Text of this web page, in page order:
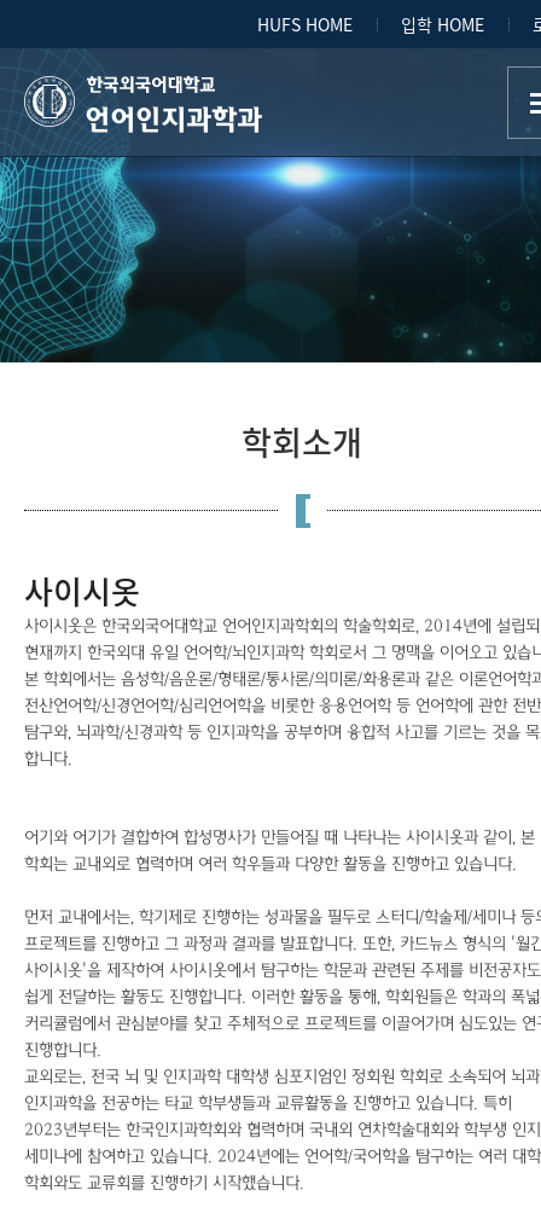
HUFS HOME 입학 HOME
언어인지과학과
학회소개
사이시옷
사이시옷은 한국외국어대학교 언어인지과학회의 학술학회로, 2014년에 설립
현재까지 한국외대 유일 언어학/뇌인지과학 학회로서 그 명맥을 이어오고 있습
본 학회에서는 음성학/음운론/형태론/통사론/의미론/화용론과 같은 이론언어학
전산언어학/신경언어학/심리언어학을 비롯한 응용언어학 등 언어학에 관한 전
탐구와, 뇌과학/신경과학 등 인지과학을 공부하며 융합적 사고를 기르는 것을
합니다.
어기와 어기가 결합하여 합성명사가 만들어질 때 나타나는 사이시옷과 같이, 본
학회는 교내외로 협력하며 여러 학우들과 다양한 활동을 진행하고 있습니다.
먼저 교내에서는, 학기제로 진행하는 성과물을 필두로 스터디/학술제/세미나 등
프로젝트를 진행하고 그 과정과 결과를 발표합니다. 또한, 카드뉴스 형식의 '월
사이시옷'을 제작하여 사이시옷에서 탐구하는 학문과 관련된 주제를 비전공자
쉽게 전달하는 활동도 진행합니다. 이러한 활동을 통해, 학회원들은 학과의 폭
커리큘럼에서 관심분야를 찾고 주체적으로 프로젝트를 이끌어가며 심도있는 연
진행합니다.
교외로는, 전국 뇌 및 인지과학 대학생 심포지엄인 정회원 학회로 소속되어 뇌
인지과학을 전공하는 타교 학부생들과 교류활동을 진행하고 있습니다. 특히
2023년부터는 한국인지과학회와 협력하며 국내외 연차학술대회와 학부생 인
세미나에 참여하고 있습니다. 2024년에는 언어학/국어학을 탐구하는 여러 대
학회와도 교류회를 진행하기 시작했습니다.